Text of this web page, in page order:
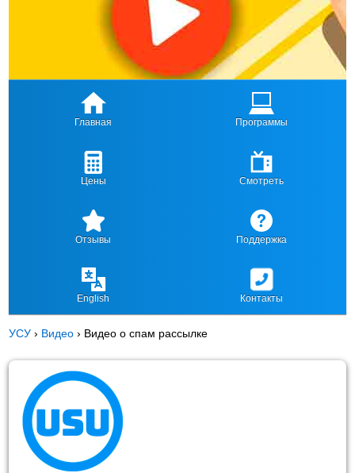
Главная Программы
Цены Смотреть
Отзывы Поддержка
English Контакты
УСУ › Видео › Видео о спам рассылке